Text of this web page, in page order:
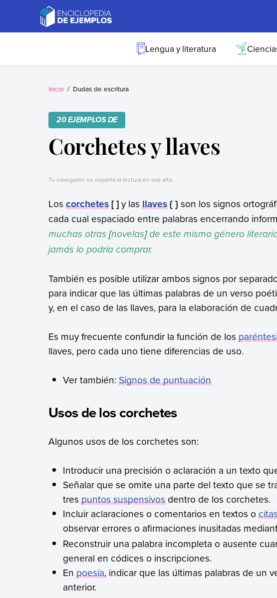
Ejemplos
Necesitas ejemplos.
Lengua y literatura
Inicio Dudas de escritura
20 EJEMPLOS DE
Corchetes y llaves
Tu navegador no soporta la lectura en voz alta.
Loscorchetes[ ]y lasllaves{ }son los signos
cada cual espaciado entre palabras encerrando
muchas otras [novelas]de este mismo género
jamás lo podría comprar.
También es posible utilizar ambos signos por
para indicar que las últimas palabras de un verso
y, en el caso de las llaves, para la elaboración de
Es muy frecuente confundir la función de los
llaves, pero cada uno tiene diferencias de uso.
Ver también:Signos de puntuación
Usos de los corchetes
Algunos usos de los corchetes son:
Introducir una precisión o aclaración a un texto
Señalar que se omite una parte del texto que se
trespuntos suspensivosdentro de los corchetes.
Incluir aclaraciones o comentarios en textos o
observar errores o afirmaciones inusitadas
Reconstruir una palabra incompleta o ausente
general en códices o inscripciones.
Enpoesía, indicar que las últimas palabras de un
anterior.